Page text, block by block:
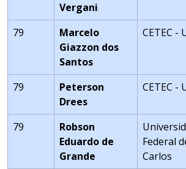
Vergani
79
Marcelo
Giazzon dos
Santos
CETEC -
79
Peterson
Drees
CETEC -
79
Robson
Eduardo de
Grande
Federal
Carlos